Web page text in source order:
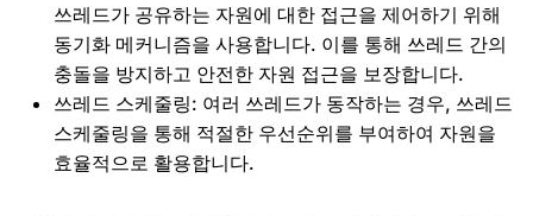
쓰레드가 공유하는 자원에 대한 접근을 제어하기 위해
동기화 메커니즘을 사용합니다. 이를 통해 쓰레드 간의
충돌을 방지하고 안전한 자원 접근을 보장합니다.
쓰레드 스케줄링: 여러 쓰레드가 동작하는 경우, 쓰레드
스케줄링을 통해 적절한 우선순위를 부여하여 자원을
효율적으로 활용합니다.